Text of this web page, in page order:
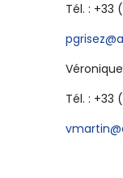
Tél. : +33
Tél. : +33